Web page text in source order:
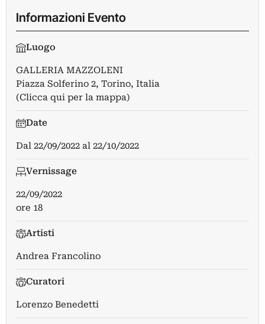
Informazioni Evento
Luogo
GALLERIA MAZZOLENI
Piazza Solferino 2, Torino, Italia
(Clicca qui per la mappa)
Date
Dal 22/09/2022 al 22/10/2022
Vernissage
22/09/2022
ore 18
Artisti
Andrea Francolino
Curatori
Lorenzo Benedetti